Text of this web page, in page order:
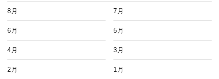
8月 7月
6月 5月
4月 3月
2月 1月